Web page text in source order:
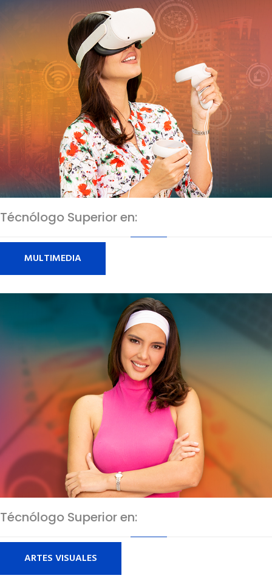
Técnólogo Superior en:
MULTIMEDIA
Técnólogo Superior en:
ARTES VISUALES